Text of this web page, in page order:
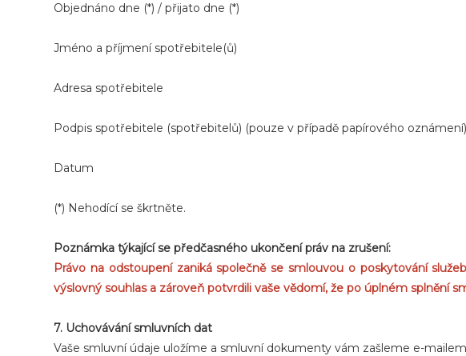
Objednáno dne (*) / přijato dne (*)
Jméno a příjmení spotřebitele(ů)
Adresa spotřebitele
Podpis spotřebitele (spotřebitelů) (pouze v případě papírového oznámení)
Datum
(*) Nehodící se škrtněte.
Poznámka týkající se předčasného ukončení práv na zrušení:
Právo na odstoupení zaniká společně se smlouvou o poskytování
výslovný souhlas a zároveň potvrdili vaše vědomí, že po úplném splnění
7. Uchovávání smluvních dat
Vaše smluvní údaje uložíme a smluvní dokumenty vám zašleme e-